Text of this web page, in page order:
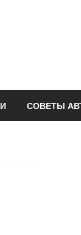
СОВЕТЫ